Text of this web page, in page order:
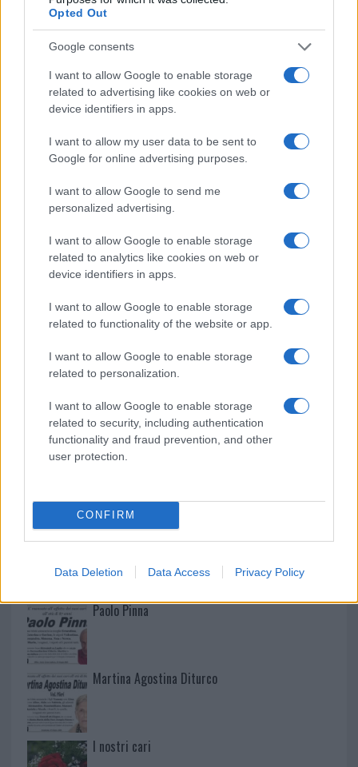
Opted Out
Google consents
I want to allow Google to enable storage
related to advertising like cookies on web or
device identifiers in apps.
I want to allow my user data to be sent to
Google for online advertising purposes.
I want to allow Google to send me
personalized advertising.
I want to allow Google to enable storage
related to analytics like cookies on web or
device identifiers in apps.
I want to allow Google to enable storage
related to functionality of the website or app.
I want to allow Google to enable storage
related to personalization.
I want to allow Google to enable storage
related to security, including authentication
functionality and fraud prevention, and other
user protection.
CONFIRM
Data Deletion Data Access Privacy Policy
amate dell’estate 2026
Nuovi posti auto in via La Marmora, parcheggio
provvisorio a La Maddalena
Allarme truffe a Berchidda, falsi incaricati
bussano alle porte
Notre-Dame de Paris conquista Olbia, la prima
Strada Sassari-Olbia, incidente all’alba: ferito il
Mario Malu
Paolo Pinna
Martina Agostina Diturco
I nostri cari